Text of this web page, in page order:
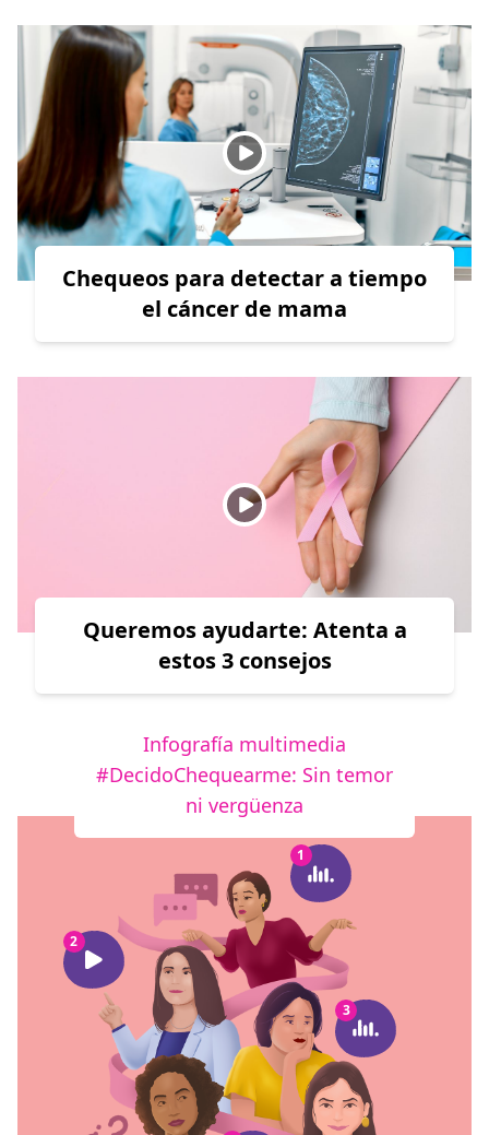
Chequeos para detectar a tiempo
el cáncer de mama
Queremos ayudarte: Atenta a
estos 3 consejos
Infografía multimedia
#DecidoChequearme: Sin temor
ni vergüenza
3
2
1